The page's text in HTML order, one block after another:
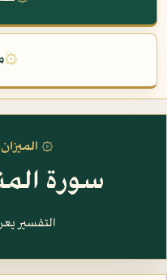
۞
۞
سورة
التفسير يعرض